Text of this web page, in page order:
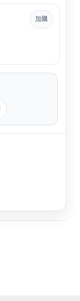
加購